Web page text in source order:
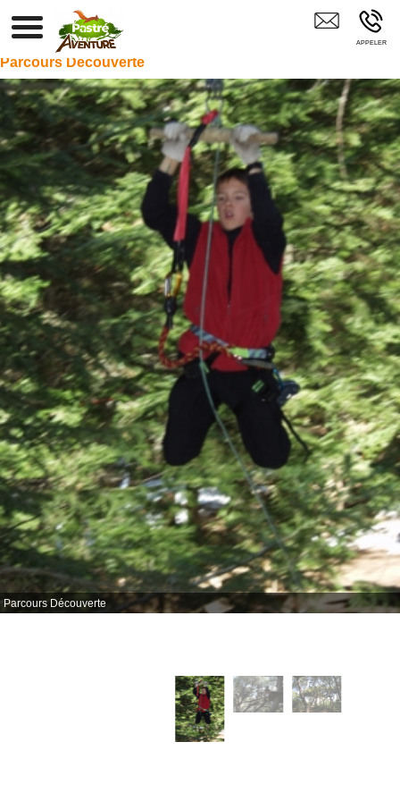
Parc Aventure Parcours Acrobatique Accrobranche Kids Juniors
Adultes Marseille Aix-En-Provence Arles Martigues
Parcours Découverte
Parcours Découverte